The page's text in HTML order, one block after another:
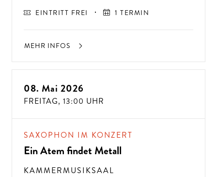
EINTRITT FREI 1 TERMIN
MEHR INFOS
08. Mai 2026
FREITAG, 13:00 UHR
SAXOPHON IM KONZERT
Ein Atem findet Metall
KAMMERMUSIKSAAL